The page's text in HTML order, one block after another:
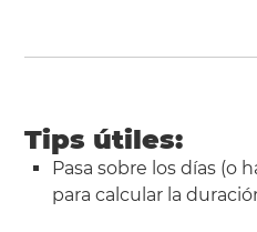
Tips útiles:
Pasa sobre los días (o
para calcular la